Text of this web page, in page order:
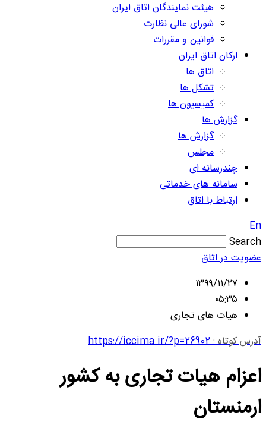
هیئت نمایندگان اتاق ایران
شورای عالی نظارت
قوانین و مقررات
ارکان اتاق ایران
اتاق ها
تشکل ها
کمیسیون ها
گزارش ها
گزارش ها
مجلس
چندرسانه ای
سامانه های خدماتی
ارتباط با اتاق
En
Search
عضویت در اتاق
۱۳۹۹/۱۱/۲۷
۰۵:۳۵
هیات های تجاری
آدرس کوتاه :https://iccima.ir/?p=26902
اعزام هیات تجاری به کشور
ارمنستان